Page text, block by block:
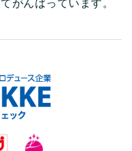
がんばっています。